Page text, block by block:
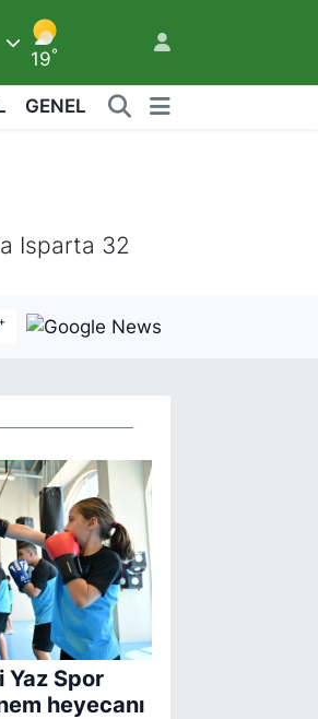
19°
GENEL
Isparta 32
+
Yaz Spor
heyecanı